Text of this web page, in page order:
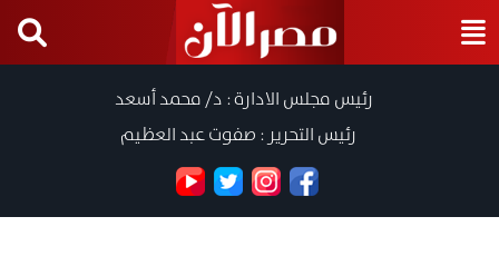
رئيس مجلس الادارة : د/ محمد أسعد
رئيس التحرير : صفوت عبد العظيم